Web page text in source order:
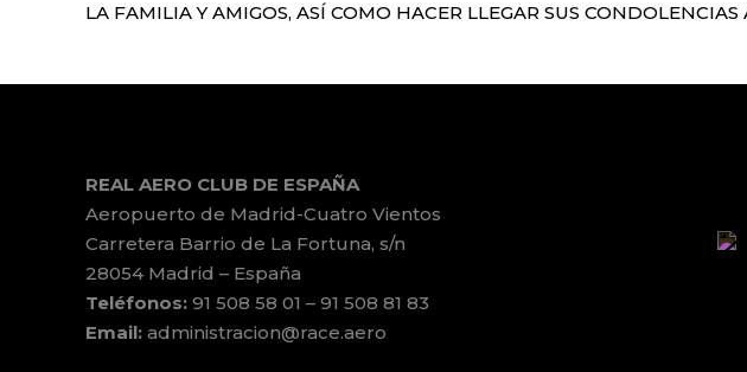
LA FAMILIA Y AMIGOS, ASÍ COMO HACER LLEGAR SUS
REAL AERO CLUB DE ESPAÑA
Aeropuerto de Madrid-Cuatro Vientos
Carretera Barrio de La Fortuna, s/n
28054 Madrid – España
Teléfonos: 91 508 58 01 – 91 508 81 83
Email: administracion@race.aero